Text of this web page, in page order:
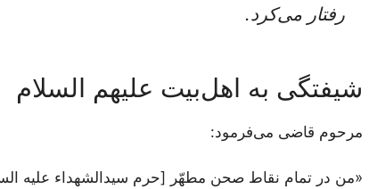
رفتار می‌کرد.
شیفتگی به اهل‌بیت علیهم السلام
مرحوم قاضی می‌فرمود:
«من در تمام نقاط صحن مطهّر [حرم سیدالشهداء علیه